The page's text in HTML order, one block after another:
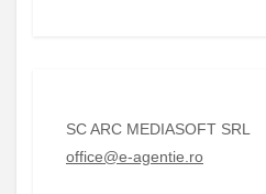
SC ARC MEDIASOFT SRL
office@e-agentie.ro